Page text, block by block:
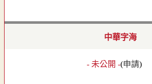
中華字海
- 未公開 -(申請)